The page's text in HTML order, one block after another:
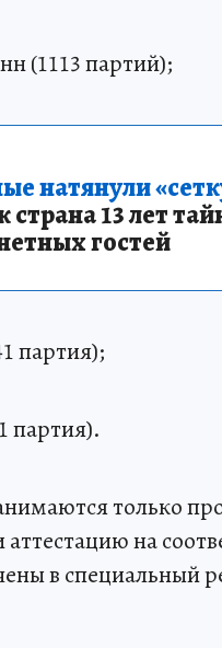
(1113 партий);
натянули
13 лет
гостей
партия);
партия).
только
на
в специальный